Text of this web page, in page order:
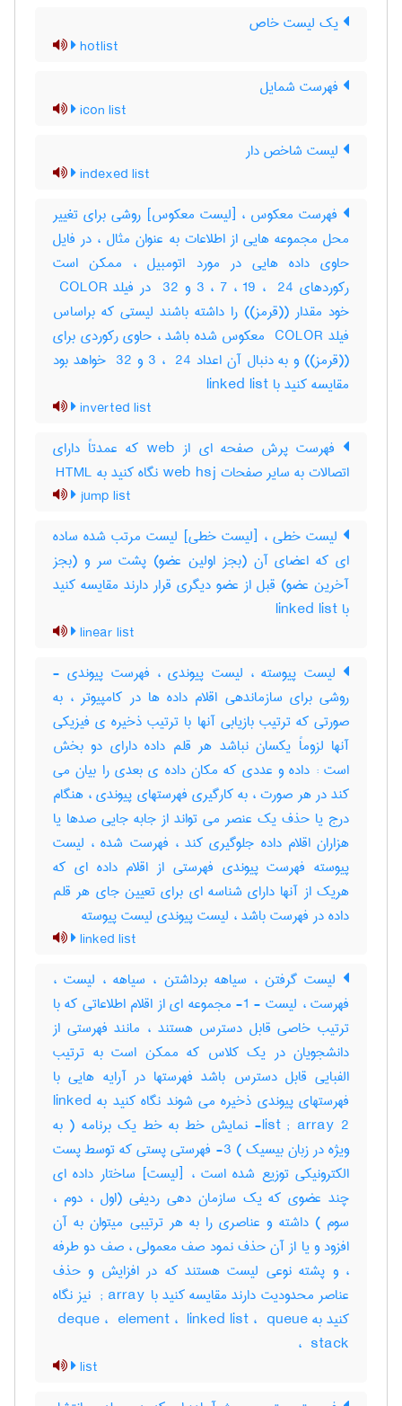
یک لیست خاص
hotlist
فهرست شمایل
icon list
لیست شاخص دار
indexed list
فهرست معکوس ، [لیست معکوس] روشی برای تغییر
محل مجموعه هایی از اطلاعات به عنوان مثال ، در فایل
حاوی داده هایی در مورد اتومبیل ، ممکن است
رکوردهای ‎3 ، ‎7 ، ‎19 ، ‎ 24 و ‎ 32 در فیلد ‎ COLOR
خود مقدار ((قرمز)) را داشته باشند لیستی که براساس
فیلد ‎ COLOR معکوس شده باشد ، حاوی رکوردی برای
((قرمز)) و به دنبال آن اعداد ‎3 ، ‎ 24 و ‎ 32 خواهد بود
مقایسه کنید با ‎ linked list
inverted list
فهرست پرش صفحه ای از web که عمدتاً دارای
اتصالات به سایر صفحات web hsj نگاه کنید به HTML
jump list
لیست خطی ، [لیست خطی] لیست مرتب شده ساده
ای که اعضای آن (بجز اولین عضو) پشت سر و (بجز
آخرین عضو) قبل از عضو دیگری قرار دارند مقایسه کنید
با ‎ linked list
linear list
لیست پیوسته ، لیست پیوندی ، فهرست پیوندی -
روشی برای سازماندهی اقلام داده ها در کامپیوتر ، به
صورتی که ترتیب بازیابی آنها با ترتیب ذخیره ی فیزیکی
آنها لزوماً یکسان نباشد هر قلم داده دارای دو بخش
است : داده و عددی که مکان داده ی بعدی را بیان می
کند در هر صورت ، به کارگیری فهرستهای پیوندی ، هنگام
درج یا حذف یک عنصر می تواند از جابه جایی صدها یا
هزاران اقلام داده جلوگیری کند ، فهرست شده ، لیست
پیوسته فهرست پیوندی فهرستی از اقلام داده ای که
هریک از آنها دارای شناسه ای برای تعیین جای هر قلم
داده در فهرست باشد ، لیست پیوندی لیست پیوسته
linked list
لیست گرفتن ، سیاهه برداشتن ، سیاهه ، لیست ،
فهرست ، لیست - 1- مجموعه ای از اقلام اطلاعاتی که با
ترتیب خاصی قابل دسترس هستند ، مانند فهرستی از
دانشجویان در یک کلاس که ممکن است به ترتیب
الفبایی قابل دسترس باشد فهرستها در آرایه هایی با
فهرستهای پیوندی ذخیره می شوند نگاه کنید به linked
list ; array 2- نمایش خط به خط یک برنامه ( به
ویژه در زبان بیسیک ) 3- فهرستی پستی که توسط پست
الکترونیکی توزیع شده است ، [لیست] ساختار داده ای
چند عضوی که یک سازمان دهی ردیفی (اول ، دوم ،
سوم ) داشته و عناصری را به هر ترتیبی میتوان به آن
افزود و یا از آن حذف نمود صف معمولی ، صف دو طرفه
، و پشته نوعی لیست هستند که در افزایش و حذف
عناصر محدودیت دارند مقایسه کنید با ‎ ; array نیز نگاه
کنید به ‎ deque ، ‎ element ، ‎ linked list ، ‎ queue
، ‎ stack
list